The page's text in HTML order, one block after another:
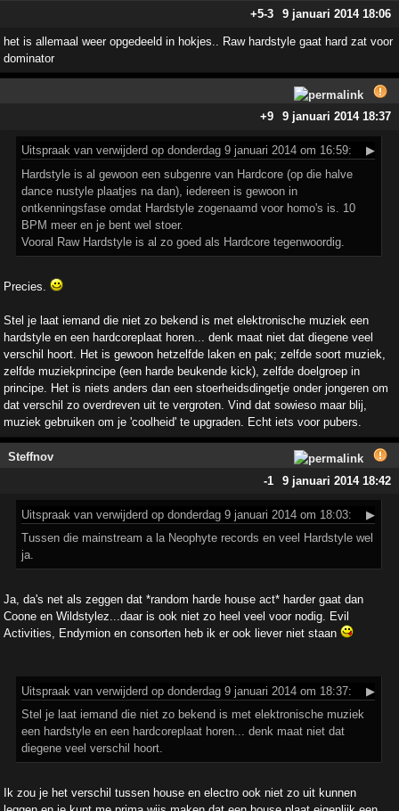
+5-3 9 januari 2014 18:06
het is allemaal weer opgedeeld in hokjes.. Raw hardstyle gaat hard zat voor
dominator
+9 9 januari 2014 18:37
Uitspraak van verwijderd op donderdag 9 januari 2014 om 16:59:
▶
Hardstyle is al gewoon een subgenre van Hardcore (op die halve
dance nustyle plaatjes na dan), iedereen is gewoon in
ontkenningsfase omdat Hardstyle zogenaamd voor homo's is. 10
BPM meer en je bent wel stoer.
Vooral Raw Hardstyle is al zo goed als Hardcore tegenwoordig.
Precies.
Stel je laat iemand die niet zo bekend is met elektronische muziek een
hardstyle en een hardcoreplaat horen... denk maat niet dat diegene veel
verschil hoort. Het is gewoon hetzelfde laken en pak; zelfde soort muziek,
zelfde muziekprincipe (een harde beukende kick), zelfde doelgroep in
principe. Het is niets anders dan een stoerheidsdingetje onder jongeren om
dat verschil zo overdreven uit te vergroten. Vind dat sowieso maar blij,
muziek gebruiken om je 'coolheid' te upgraden. Echt iets voor pubers.
Steffnov
-1
9 januari 2014 18:42
Uitspraak van verwijderd op donderdag 9 januari 2014 om 18:03:
▶
Tussen die mainstream a la Neophyte records en veel Hardstyle wel
ja.
Ja, da's net als zeggen dat *random harde house act* harder gaat dan
Coone en Wildstylez...daar is ook niet zo heel veel voor nodig. Evil
Activities, Endymion en consorten heb ik er ook liever niet staan
Uitspraak van verwijderd op donderdag 9 januari 2014 om 18:37:
▶
Stel je laat iemand die niet zo bekend is met elektronische muziek
een hardstyle en een hardcoreplaat horen... denk maat niet dat
diegene veel verschil hoort.
Ik zou je het verschil tussen house en electro ook niet zo uit kunnen